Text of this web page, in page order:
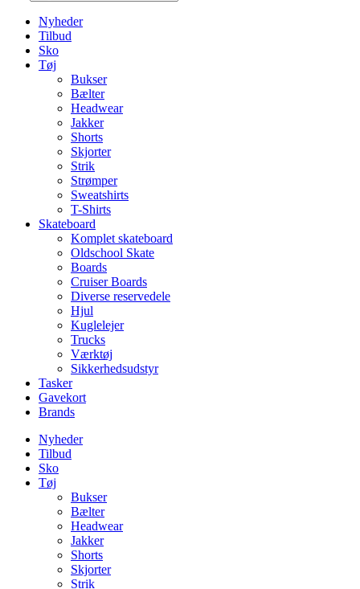
Nyheder
Tilbud
Sko
Tøj
Bukser
Bælter
Headwear
Jakker
Shorts
Skjorter
Strik
Strømper
Sweatshirts
T-Shirts
Skateboard
Komplet skateboard
Oldschool Skate
Boards
Cruiser Boards
Diverse reservedele
Hjul
Kuglelejer
Trucks
Værktøj
Sikkerhedsudstyr
Tasker
Gavekort
Brands
Nyheder
Tilbud
Sko
Tøj
Bukser
Bælter
Headwear
Jakker
Shorts
Skjorter
Strik